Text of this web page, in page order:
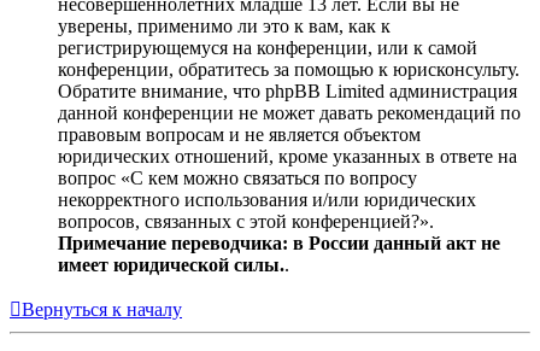
уверены, применимо ли это к вам, как к
регистрирующемуся на конференции, или к самой
конференции, обратитесь за помощью к юрисконсульту.
Обратите внимание, что phpBB Limited администрация
данной конференции не может давать рекомендаций по
правовым вопросам и не является объектом
юридических отношений, кроме указанных в ответе на
вопрос «С кем можно связаться по вопросу
некорректного использования и/или юридических
вопросов, связанных с этой конференцией?».
Примечание переводчика: в России данный акт не
имеет юридической силы..
Вернуться к началу